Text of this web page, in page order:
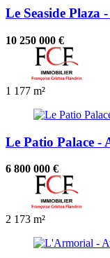
Le Seaside Plaza
10 250 000 €
1 177 m²
Le Patio Palace -
6 800 000 €
2 173 m²